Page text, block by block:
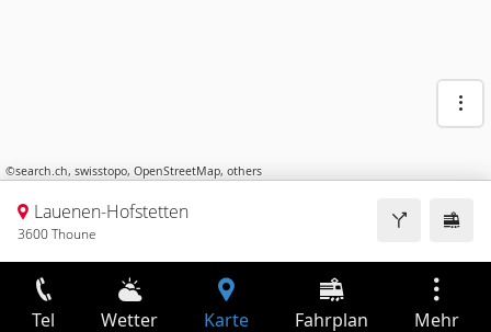
©search.ch, swisstopo, OpenStreetMap, others
Lauenen-Hofstetten
3600 Thoune
Tel Wetter Karte Fahrplan Mehr